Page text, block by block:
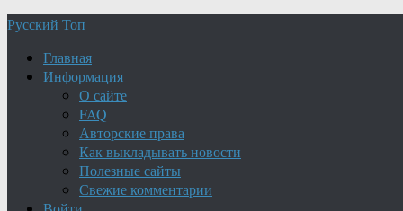
Русский Топ
Главная
Информация
О сайте
FAQ
Авторские права
Как выкладывать новости
Полезные сайты
Свежие комментарии